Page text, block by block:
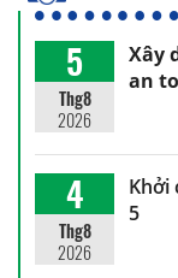
5
Thg8
2026
Xây
an
4
Thg8
2026
Khởi
5